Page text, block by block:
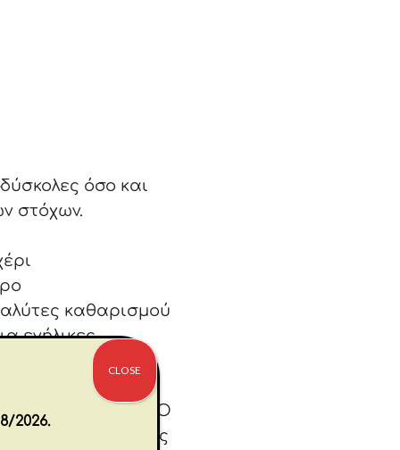
όσο και
στόχων.
καθαρισμού
ενήλικες
και την ηρεμία. Ο
νιώσει το βάρος
2026.
CLOSE